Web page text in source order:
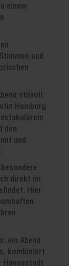
einem
und
stilvoll:
Hamburg
den
und
direkt im
Hier
ein Abend
kombiniert
Hansestadt.